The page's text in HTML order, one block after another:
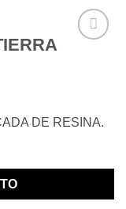
DE RESINA.